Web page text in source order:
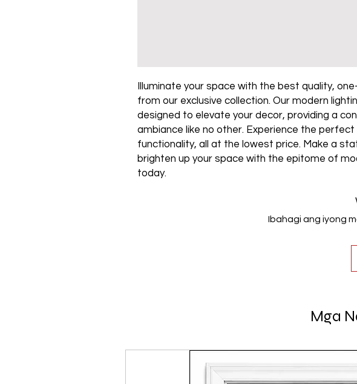
Illuminate your space with the best quality,
from our exclusive collection. Our modern
designed to elevate your decor, providing a
ambiance like no other. Experience the
functionality, all at the lowest price. Make a
brighten up your space with the epitome of
today.
Ibahagi ang iyong
Mga